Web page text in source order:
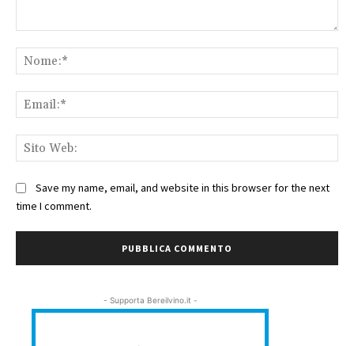
Save my name, email, and website in this browser for the next
time I comment.
- Supporta Bereilvino.it -